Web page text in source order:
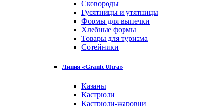
Сковороды
Гусятницы и утятницы
Формы для выпечки
Хлебные формы
Товары для туризма
Сотейники
Линия «Granit Ultra»
Казаны
Кастрюли
Кастрюли-жаровни